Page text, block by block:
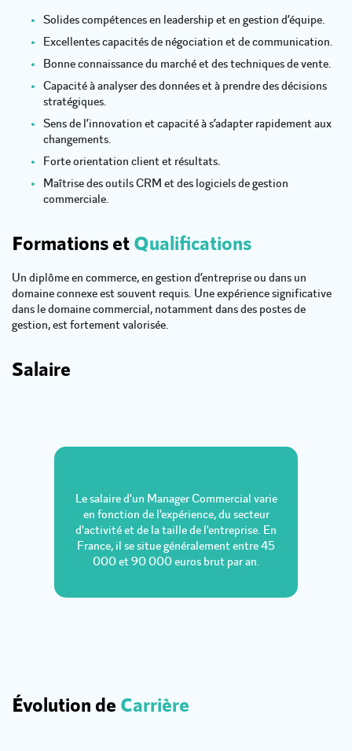
Solides compétences en leadership et en gestion d’équipe.
Excellentes capacités de négociation et de communication.
Bonne connaissance du marché et des techniques de vente.
Capacité à analyser des données et à prendre des décisions
stratégiques.
Sens de l’innovation et capacité à s’adapter rapidement aux
changements.
Forte orientation client et résultats.
Maîtrise des outils CRM et des logiciels de gestion
commerciale.
Formations et Qualifications
Un diplôme en commerce, en gestion d’entreprise ou dans un
domaine connexe est souvent requis. Une expérience significative
dans le domaine commercial, notamment dans des postes de
gestion, est fortement valorisée.
Salaire
Le salaire d'un Manager Commercial varie
en fonction de l'expérience, du secteur
d'activité et de la taille de l'entreprise. En
France, il se situe généralement entre 45
000 et 90 000 euros brut par an.
Évolution de Carrière